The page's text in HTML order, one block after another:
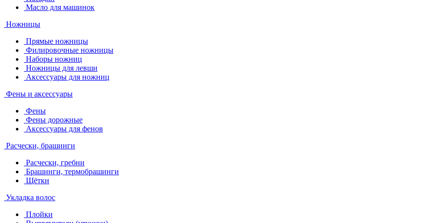
Масло для машинок
Ножницы
Прямые ножницы
Филировочные ножницы
Наборы ножниц
Ножницы для левши
Аксессуары для ножниц
Фены и аксессуары
Фены
Фены дорожные
Аксессуары для фенов
Расчески, брашинги
Расчески, гребни
Брашинги, термобрашинги
Щётки
Укладка волос
Плойки